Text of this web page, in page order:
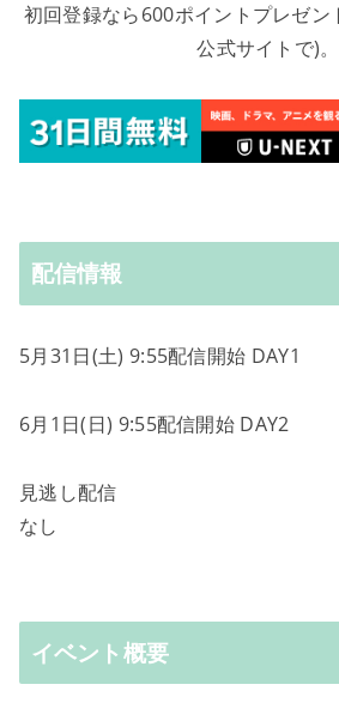
初回登録なら600ポイントプレゼン
公式サイトで)。
配信情報
5月31日(土) 9:55配信開始 DAY1
6月1日(日) 9:55配信開始 DAY2
見逃し配信
なし
イベント概要